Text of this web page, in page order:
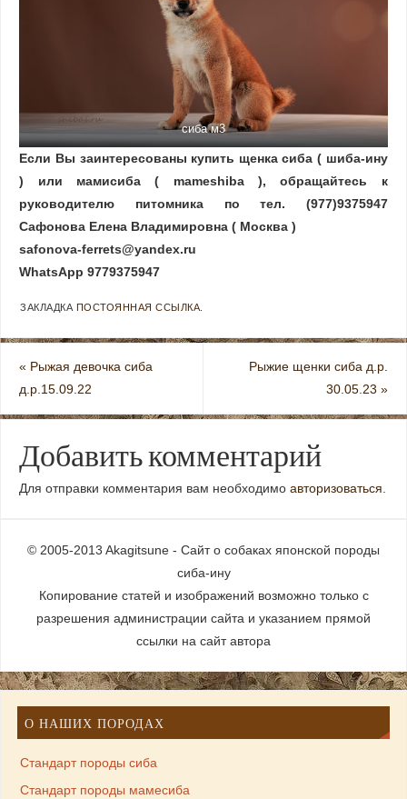
сиба м3
Если Вы заинтересованы купить щенка сиба ( шиба-ину
) или мамисиба ( mameshiba ), обращайтесь к
руководителю питомника по тел. (977)9375947
Сафонова Елена Владимировна ( Москва )
safonova-ferrets@yandex.ru
WhatsApp 9779375947
ЗАКЛАДКА ПОСТОЯННАЯ ССЫЛКА
« Рыжая девочка сиба
д.р.15.09.22
Рыжие щенки сиба д.р.
30.05.23 »
Добавить комментарий
Для отправки комментария вам необходимоавторизоваться.
© 2005-2013 Akagitsune - Сайт о собаках японской породы
сиба-ину
Копирование статей и изображений возможно только с
разрешения администрации сайта и указанием прямой
ссылки на сайт автора
О НАШИХ ПОРОДАХ
Стандарт породы сиба
Стандарт породы мамесиба